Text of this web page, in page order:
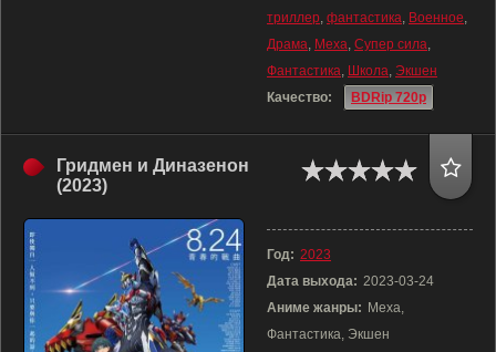
триллер, фантастика, Военное,
Драма, Меха, Супер сила,
Фантастика, Школа, Экшен
Качество:
BDRip 720p
Гридмен и Диназенон
(2023)
Год: 2023
Дата выхода: 2023-03-24
Аниме жанры: Меха,
Фантастика, Экшен